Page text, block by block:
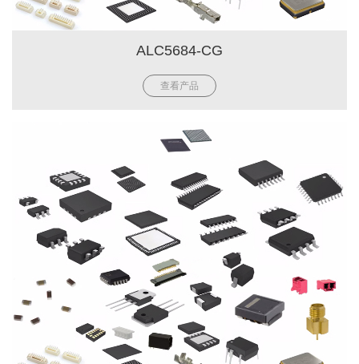
ALC5684-CG
查看产品